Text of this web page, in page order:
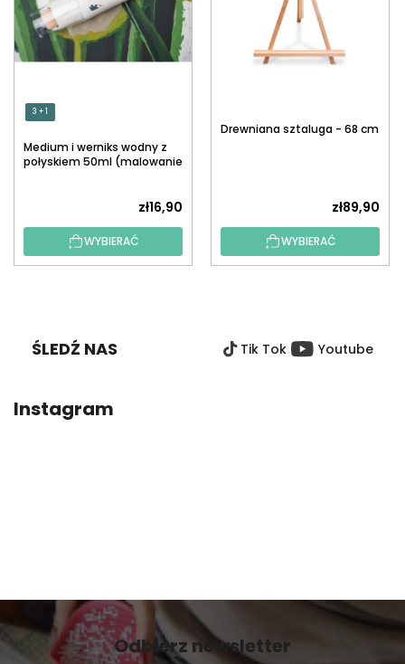
3 + 1
Medium i werniks wodny z
połyskiem 50ml (malowanie
zł16,90
WYBIERAĆ
Drewniana sztaluga - 68 cm
zł89,90
WYBIERAĆ
ŚLEDŹ NAS Tik Tok Youtube
Instagram
Odbierz newsletter